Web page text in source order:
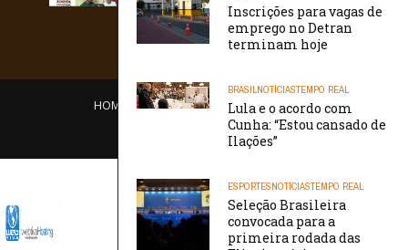
Inscrições para vagas de
emprego no Detran
terminam hoje
BRASILNOTÍCIASTEMPO REAL
Lula e o acordo com
Cunha: “Estou cansado de
Ilações”
ESPORTESNOTÍCIASTEMPO REAL
Seleção Brasileira
convocada para a
primeira rodada das
HOME EQUIPE O PORTAL CONTATO
/// WebtivaHOSTING